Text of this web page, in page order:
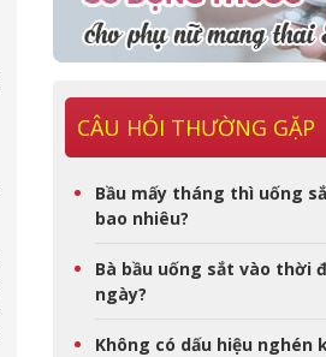
CÂU HỎI THƯỜNG GẶP
Bầu mấy tháng thì uống
bao nhiêu?
Bà bầu uống sắt vào thời
ngày?
Không có dấu hiệu nghén